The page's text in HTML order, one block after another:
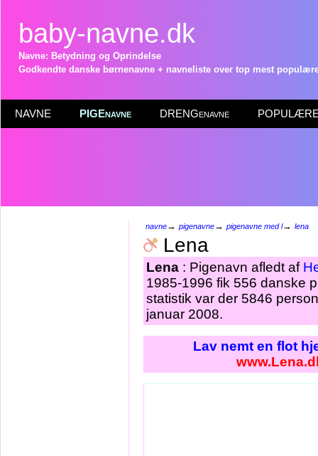
baby-navne.dk
Navne: Betydning og Oprindelse
Godkendte danske børnenavne + navneliste over top mest
NAVNE PIGEnavne DRENGenavne POPULÆRE
navne→ pigenavne→ pigenavne med l→ lena
Lena
Lena : Pigenavn afledt af
1985-1996 fik 556 danske
statistik var der 5846
januar 2008.
Lav nemt en flot